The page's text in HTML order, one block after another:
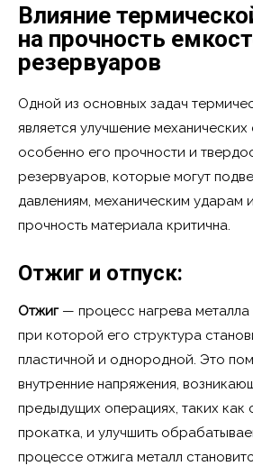
Влияние
на прочность
резервуаров
Одной из основных задач
является улучшение механических
особенно его прочности и
резервуаров, которые могут
давлениям, механическим ударам
прочность материала критична.
Отжиг и отпуск:
Отжиг— процесс нагрева металла
при которой его структура
пластичной и однородной. Это
внутренние напряжения,
предыдущих операциях, таких как
прокатка, и улучшить
процессе отжига металл